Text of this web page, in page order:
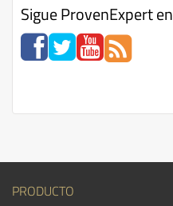
Sigue ProvenExpert en
PRODUCTO